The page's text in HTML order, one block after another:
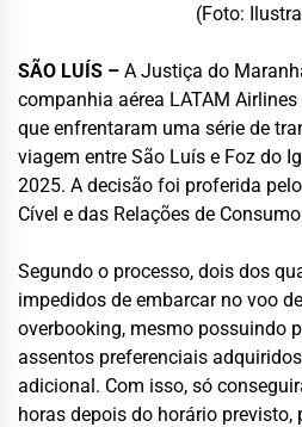
(Foto:
SÃO LUÍS – A Justiça do
companhia aérea LATAM
que enfrentaram uma série de
viagem entre São Luís e Foz do
2025. A decisão foi proferida
Cível e das Relações de
Segundo o processo, dois dos
impedidos de embarcar no voo
overbooking, mesmo possuindo
assentos preferenciais
adicional. Com isso, só
horas depois do horário previsto,